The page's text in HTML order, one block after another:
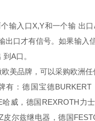
入口X,Y和一个输 出口
出口才有信号。如果输入
A口。
品牌，可以采购欧洲任
有：德国宝德BURKERT
哈威，德国REXROTH力
皮尔兹继电器，德国